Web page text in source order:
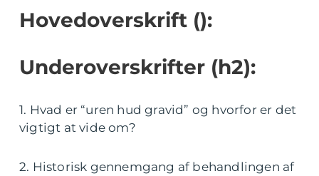
Hovedoverskrift ():
Underoverskrifter (h2):
1. Hvad er “uren hud gravid” og hvorfor er det
vigtigt at vide om?
2. Historisk gennemgang af behandlingen af